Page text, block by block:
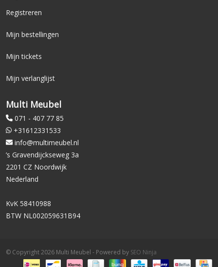
Registreren
Mijn bestellingen
Mijn tickets
Mijn verlanglijst
Multi Meubel
071 - 407 77 85
+31612331533
info@multimeubel.nl
’s Gravendijckseweg 3a
2201 CZ Noordwijk
Nederland
KvK 58410988
BTW NL002059631B94
© Copyright 2026 Multi Meubel - Powered by SEO Ninja